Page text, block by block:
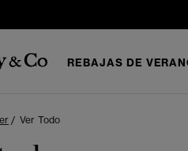
REBAJAS DE
Ver Todo